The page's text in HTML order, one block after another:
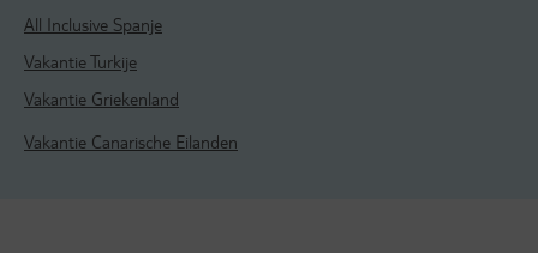
All Inclusive Spanje
Vakantie Turkije
Vakantie Griekenland
Vakantie Canarische Eilanden